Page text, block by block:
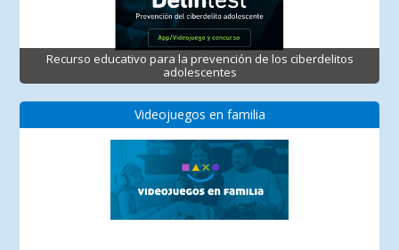
Recurso educativo para la prevención de los ciberdelitos
adolescentes
Videojuegos en familia